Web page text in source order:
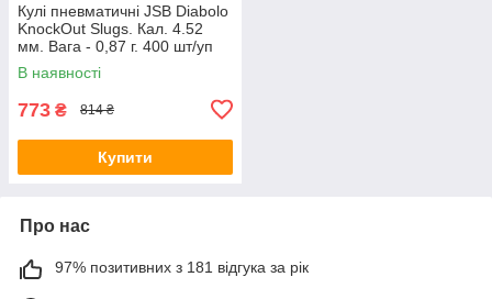
Кулі пневматичні JSB Diabolo
KnockOut Slugs. Кал. 4.52
мм. Вага - 0,87 г. 400 шт/уп
В наявності
773 ₴ 814 ₴
Купити
Про нас
97% позитивних з 181 відгука за рік